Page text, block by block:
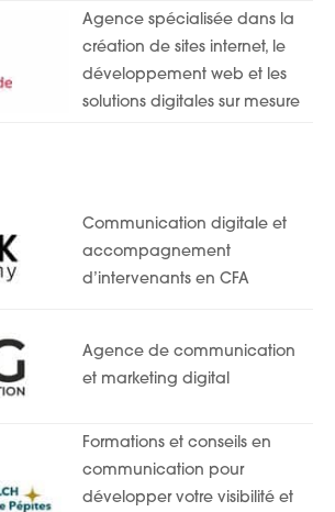
Agence spécialisée dans la
création de sites internet, le
développement web et les
solutions digitales sur mesure
Communication digitale et
accompagnement
d’intervenants en CFA
Agence de communication
et marketing digital
Formations et conseils en
communication pour
développer votre visibilité et